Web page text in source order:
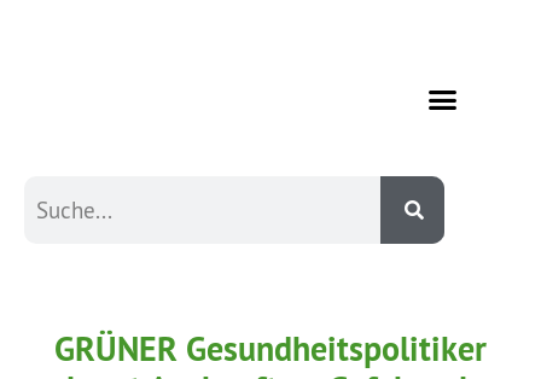
GRÜNER Gesundheitspolitiker